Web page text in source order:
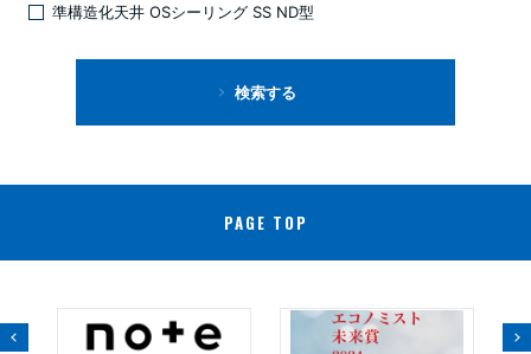
準構造化天井 OSシーリング SS ND型
検索する
PAGE TOP